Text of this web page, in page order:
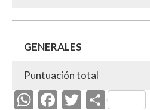
GENERALES
Puntuación total
W F
T C